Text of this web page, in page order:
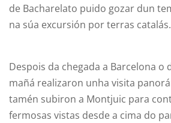
de Bacharelato puido gozar dun
na súa excursión por terras catalás.
Despois da chegada a Barcelona o
mañá realizaron unha visita
tamén subiron a Montjuic para
fermosas vistas desde a cima do